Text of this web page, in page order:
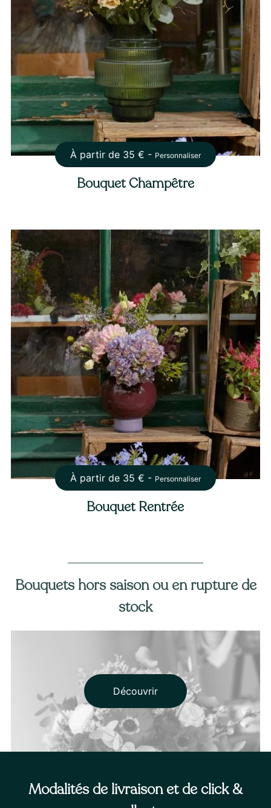
À partir de 35 € - Personnaliser
Bouquet Champêtre
À partir de 35 € - Personnaliser
Bouquet Rentrée
Bouquets hors saison ou en rupture de
stock
Découvrir
Modalités de livraison et de click &